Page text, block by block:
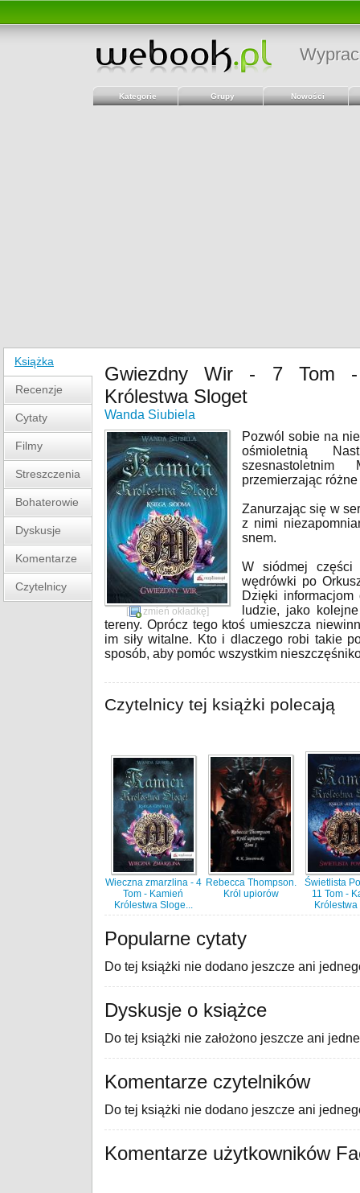
Kategorie Grupy Nowości
Książka
Recenzje
Cytaty
Filmy
Streszczenia
Bohaterowie
Dyskusje
Komentarze
Czytelnicy
Gwiezdny Wir - 7 Tom -
Królestwa Sloget
Wanda Siubiela
[ zmień okładkę]
Pozwól sobie na
ośmioletnią
szesnastoletnim
przemierzając
Zanurzając się w
z nimi
snem.
W siódmej
wędrówki po
Dzięki
ludzie, jako
tereny. Oprócz tego ktoś umieszcza
im siły witalne. Kto i dlaczego robi takie
sposób, aby pomóc wszystkim
Czytelnicy tej książki polecają
Wieczna zmarzlina - 4
Tom - Kamień
Królestwa Sloge...
Rebecca Thompson.
Król upiorów
Świetlista
11 Tom -
Królestwa
Popularne cytaty
Do tej książki nie dodano jeszcze ani
Dyskusje o książce
Do tej książki nie założono jeszcze ani
Komentarze czytelników
Do tej książki nie dodano jeszcze ani
Komentarze użytkowników